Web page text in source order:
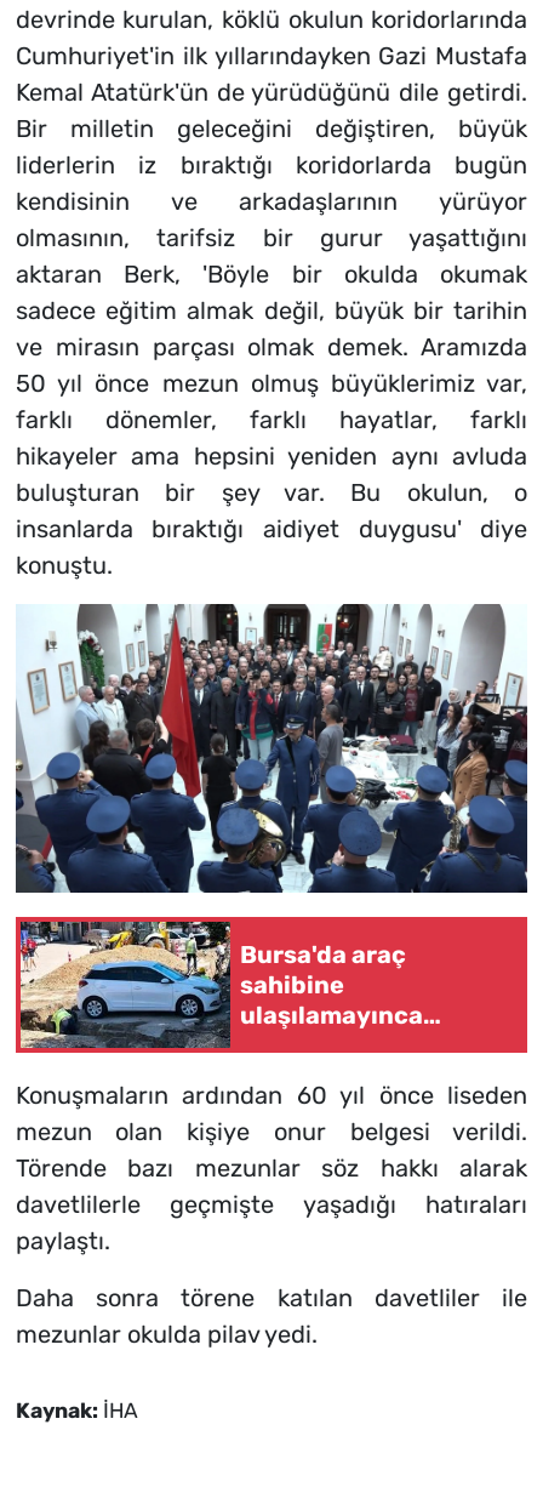
devrinde kurulan, köklü okulun koridorlarında
Cumhuriyet'in ilk yıllarındayken Gazi Mustafa
Kemal Atatürk'ün de yürüdüğünü dile getirdi.
Bir milletin geleceğini değiştiren, büyük
liderlerin iz bıraktığı koridorlarda bugün
kendisinin ve arkadaşlarının yürüyor
olmasının, tarifsiz bir gurur yaşattığını
aktaran Berk, 'Böyle bir okulda okumak
sadece eğitim almak değil, büyük bir tarihin
ve mirasın parçası olmak demek. Aramızda
50 yıl önce mezun olmuş büyüklerimiz var,
farklı dönemler, farklı hayatlar, farklı
hikayeler ama hepsini yeniden aynı avluda
buluşturan bir şey var. Bu okulun, o
insanlarda bıraktığı aidiyet duygusu' diye
konuştu.
Bursa'da araç
sahibine
ulaşılamayınca
Konuşmaların ardından 60 yıl önce liseden
mezun olan kişiye onur belgesi verildi.
Törende bazı mezunlar söz hakkı alarak
davetlilerle geçmişte yaşadığı hatıraları
paylaştı.
Daha sonra törene katılan davetliler ile
mezunlar okulda pilav yedi.
Kaynak: İHA